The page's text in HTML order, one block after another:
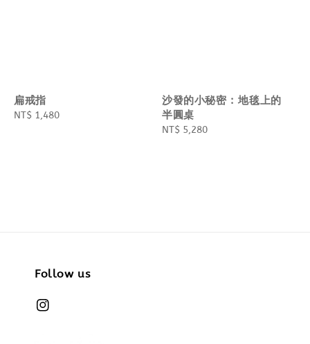
扁戒指
Regular
NT$ 1,480
沙發的小秘密 : 地毯上的
半圓桌
Regular
NT$ 5,280
Follow us